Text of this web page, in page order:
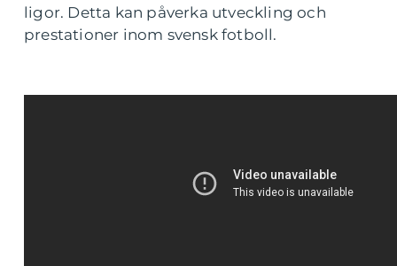
ligor. Detta kan påverka utveckling och
prestationer inom svensk fotboll.